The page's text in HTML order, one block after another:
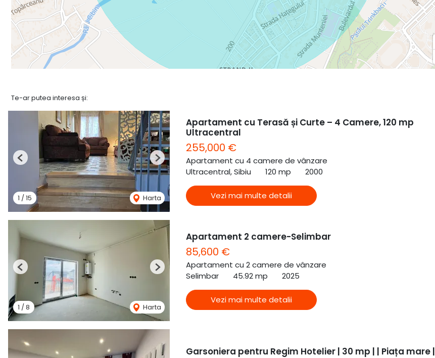
Te-ar putea interesa și:
1 /15 Harta
Previous Next
Apartament cu Terasă și Curte – 4 Camere, 120 mp
Ultracentral
255,000 €
Apartament cu 4 camere de vânzare
Ultracentral, Sibiu
120 mp 2000
Vezi mai multe detalii
1 /8 Harta
Previous Next
Apartament 2 camere-Selimbar
85,600 €
Apartament cu 2 camere de vânzare
Selimbar
45.92 mp 2025
Vezi mai multe detalii
Garsoniera pentru Regim Hotelier | 30 mp | | Piața mare |